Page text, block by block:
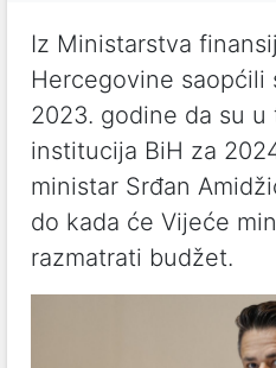
Iz Ministarstva
Hercegovine saopćili
2023. godine da su
institucija BiH za
ministar Srđan
do kada će Vijeće
razmatrati budžet.